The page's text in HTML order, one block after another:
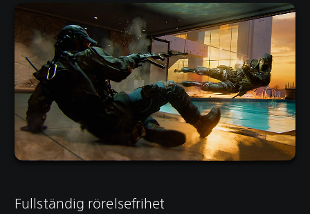
Fullständig rörelsefrihet